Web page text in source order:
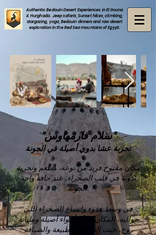
Authentic Bedouin Desert Experiences in El Gouna
& Hurghada. Jeep safaris, Sunset hikes, climbing,
stargazing, yoga, Bedouin dinners and raw desert
exploration in the Red Sea mountains of Egypt.
"سلام فارمهاوس"
تجربة عشا بدوي أصيلة في الجونة
مكان مفتوح فريد من نوعه، مطعم وتجربة
بدوية في قلب الصحراء، عند حافة واحة
الجونة.
في وسط هدوء واتساع الصحراء اللي
حواليه، المكان بيوفّر أجواء أصيلة ومليانة
روح، حيث الثقافة والطبيعة والضيافة